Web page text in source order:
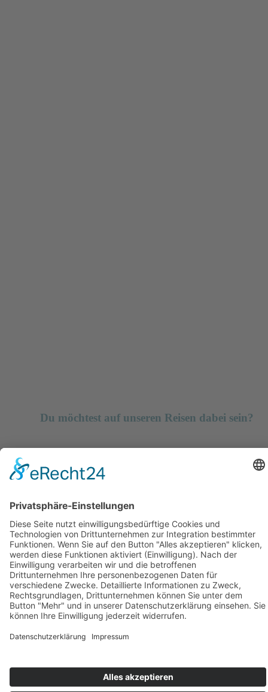
Du möchtest auf unseren Reisen dabei sein?
© Est. 2011
Close
Datenschutzeinstellungen selbst wählen
Wenn du unsere Website besuchst, werden möglicherweise Informationen
von bestimmten Diensten über deinen Browser gespeichert, normalerweise
in Form von Cookies. Hier kannst du deine Datenschutzeinstellungen
ändern. Bitte beachte, dass das Blockieren einiger Arten von Cookies die
beeinträchtigen kann.